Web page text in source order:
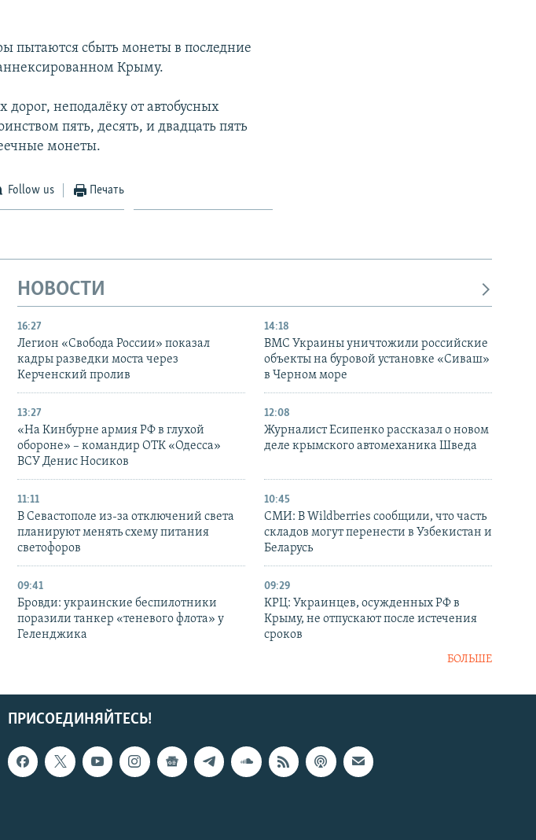
пытаются сбыть монеты в последние
Крыму.
дорог, неподалёку от автобусных
пять, десять, и двадцать пять
монеты.
Follow us Печать
НОВОСТИ
16:27
Легион «Свобода России» показал
кадры разведки моста через
Керченский пролив
14:18
ВМС Украины уничтожили российские
объекты на буровой установке «Сиваш»
в Черном море
13:27
«На Кинбурне армия РФ в глухой
обороне» – командир ОТК «Одесса»
ВСУ Денис Носиков
12:08
Журналист Есипенко рассказал о новом
деле крымского автомеханика Шведа
11:11
В Севастополе из-за отключений света
планируют менять схему питания
светофоров
10:45
СМИ: В Wildberries сообщили, что часть
складов могут перенести в Узбекистан и
Беларусь
09:41
Бровди: украинские беспилотники
поразили танкер «теневого флота» у
Геленджика
09:29
КРЦ: Украинцев, осужденных РФ в
Крыму, не отпускают после истечения
сроков
БОЛЬШЕ
ПРИСОЕДИНЯЙТЕСЬ!